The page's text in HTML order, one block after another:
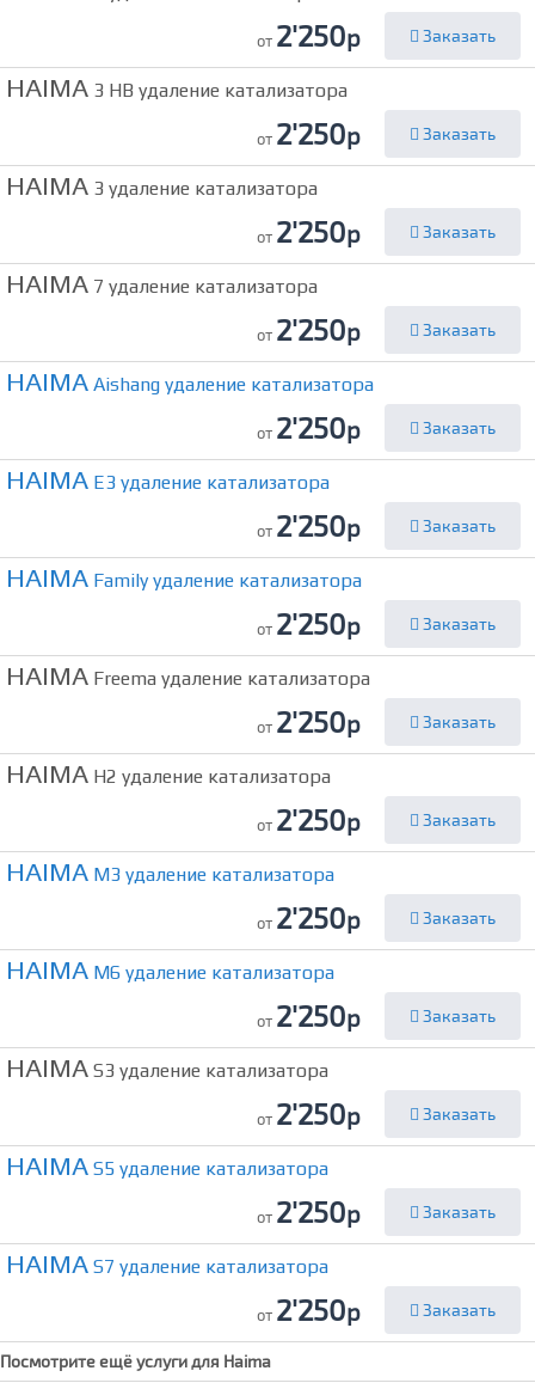
от 2'250р Заказать
HAIMA 3 HB удаление катализатора
от 2'250р Заказать
HAIMA 3 удаление катализатора
от 2'250р Заказать
HAIMA 7 удаление катализатора
от 2'250р Заказать
HAIMA Aishang удаление катализатора
от 2'250р Заказать
HAIMA E3 удаление катализатора
от 2'250р Заказать
HAIMA Family удаление катализатора
от 2'250р Заказать
HAIMA Freema удаление катализатора
от 2'250р Заказать
HAIMA H2 удаление катализатора
от 2'250р Заказать
HAIMA M3 удаление катализатора
от 2'250р Заказать
HAIMA M6 удаление катализатора
от 2'250р Заказать
HAIMA S3 удаление катализатора
от 2'250р Заказать
HAIMA S5 удаление катализатора
от 2'250р Заказать
HAIMA S7 удаление катализатора
от 2'250р Заказать
Посмотрите ещё услуги для Haima